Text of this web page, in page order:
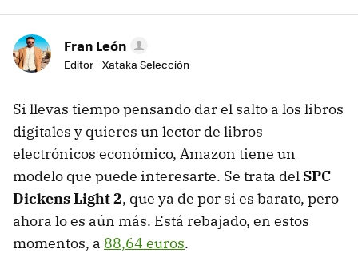
Fran León
Editor - Xataka Selección
Si llevas tiempo pensando dar el salto a los libros
digitales y quieres un lector de libros
electrónicos económico, Amazon tiene un
modelo que puede interesarte. Se trata del SPC
Dickens Light 2, que ya de por si es barato, pero
ahora lo es aún más. Está rebajado, en estos
momentos, a 88,64 euros.